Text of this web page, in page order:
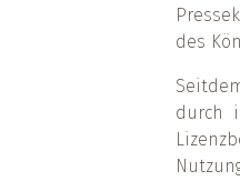
des
durch